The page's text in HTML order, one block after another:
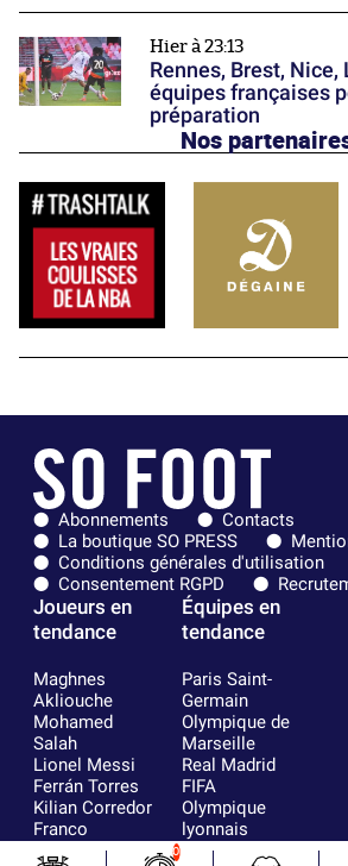
Hier à 23:13
Rennes, Brest, Nice,
équipes françaises
préparation
Nos
Abonnements
Contacts
La boutique SO PRESS
Conditions générales d'utilisation
Consentement RGPD
Joueurs en
tendance
Maghnes
Akliouche
Mohamed
Salah
Lionel Messi
Ferrán Torres
Kilian Corredor
Franco
Mastantuono
Équipes en
tendance
Paris Saint-
Germain
Olympique de
Marseille
Real Madrid
FIFA
Olympique
lyonnais
AS Monaco
0